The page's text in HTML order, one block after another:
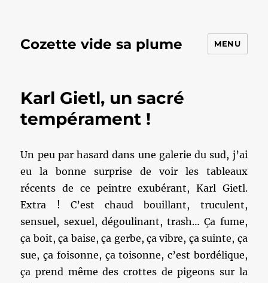
Cozette vide sa plume MENU
Karl Gietl, un sacré
tempérament !
Un peu par hasard dans une galerie du sud, j’ai
eu la bonne surprise de voir les tableaux
récents de ce peintre exubérant, Karl Gietl.
Extra ! C’est chaud bouillant, truculent,
sensuel, sexuel, dégoulinant, trash… Ça fume,
ça boit, ça baise, ça gerbe, ça vibre, ça suinte, ça
sue, ça foisonne, ça toisonne, c’est bordélique,
ça prend même des crottes de pigeons sur la